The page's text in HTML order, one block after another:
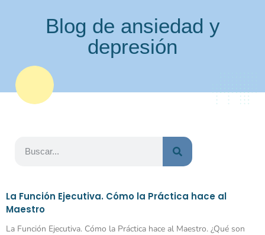
Blog de ansiedad y
depresión
La Función Ejecutiva. Cómo la Práctica hace al
Maestro
La Función Ejecutiva. Cómo la Práctica hace al Maestro. ¿Qué son